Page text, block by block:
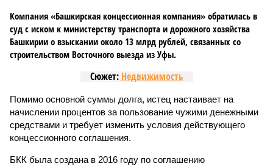
Компания «Башкирская концессионная компания» обратилась в
суд с иском к министерству транспорта и дорожного хозяйства
Башкирии о взыскании около 13 млрд рублей, связанных со
строительством Восточного выезда из Уфы.
Сюжет: Недвижимость
Помимо основной суммы долга, истец настаивает на
начислении процентов за пользование чужими денежными
средствами и требует изменить условия действующего
концессионного соглашения.
БКК была создана в 2016 году по соглашению